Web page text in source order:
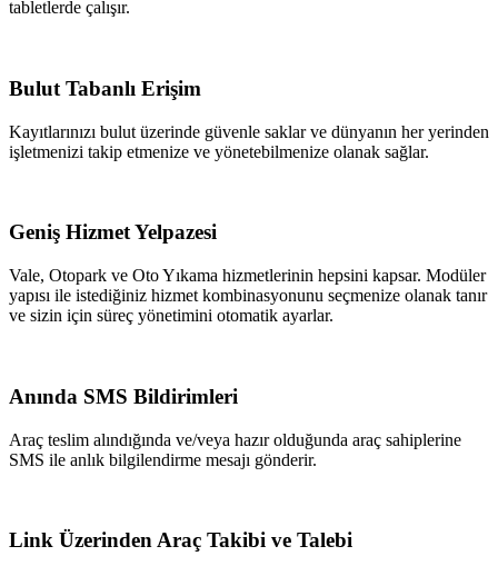
tabletlerde çalışır.
Bulut Tabanlı Erişim
Kayıtlarınızı bulut üzerinde güvenle saklar ve dünyanın her yerinden
işletmenizi takip etmenize ve yönetebilmenize olanak sağlar.
Geniş Hizmet Yelpazesi
Vale, Otopark ve Oto Yıkama hizmetlerinin hepsini kapsar. Modüler
yapısı ile istediğiniz hizmet kombinasyonunu seçmenize olanak tanır
ve sizin için süreç yönetimini otomatik ayarlar.
Anında SMS Bildirimleri
Araç teslim alındığında ve/veya hazır olduğunda araç sahiplerine
SMS ile anlık bilgilendirme mesajı gönderir.
Link Üzerinden Araç Takibi ve Talebi